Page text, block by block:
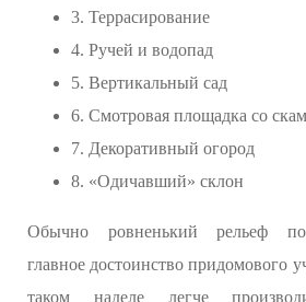
3. Террасирование
4. Ручей и водопад
5. Вертикальный сад
6. Смотровая площадка со
7. Декоративный огород
8. «Одичавший» склон
Обычно ровненький рельеф
главное достоинство придомового
таком наделе легче